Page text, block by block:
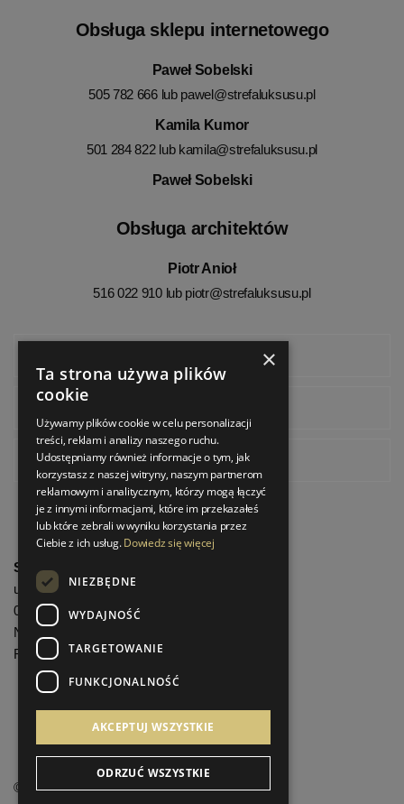
Obsługa sklepu internetowego
Paweł Sobelski
505 782 666 lub pawel@strefaluksusu.pl
Kamila Kumor
501 284 822 lub kamila@strefaluksusu.pl
Paweł Sobelski
Obsługa architektów
Piotr Anioł
516 022 910 lub piotr@strefaluksusu.pl
Pinterest
StrefaLuksusu.pl
ul. Bartycka 24/26 Pawilon 227
00-716 Warszawa
NIP: 8251972213
REGON: 06035139
Menu informacyjne
©
StrefaLuksusu.pl
×
Ta strona używa plików
cookie
Używamy plików cookie w celu personalizacji
treści, reklam i analizy naszego ruchu.
Udostępniamy również informacje o tym, jak
korzystasz z naszej witryny, naszym partnerom
reklamowym i analitycznym, którzy mogą łączyć
je z innymi informacjami, które im przekazałeś
lub które zebrali w wyniku korzystania przez
Ciebie z ich usług.Dowiedz się więcej
NIEZBĘDNE
WYDAJNOŚĆ
TARGETOWANIE
FUNKCJONALNOŚĆ
AKCEPTUJ WSZYSTKIE
ODRZUĆ WSZYSTKIE